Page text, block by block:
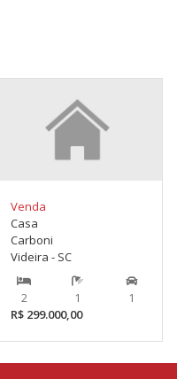
Venda
Casa
Carboni
Videira - SC
2 1
1
R$ 299.000,00